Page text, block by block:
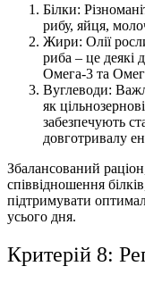
Білки:
рибу, яйця,
Жири: Олії
риба – це деякі
Омега-3 та
Вуглеводи:
як
забезпечують
довготривалу
Збалансований
співвідношення
підтримувати
усього дня.
Критерій 8: